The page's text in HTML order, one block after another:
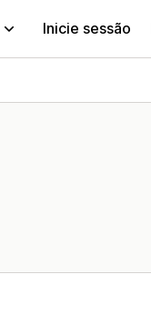
Inicie sessão